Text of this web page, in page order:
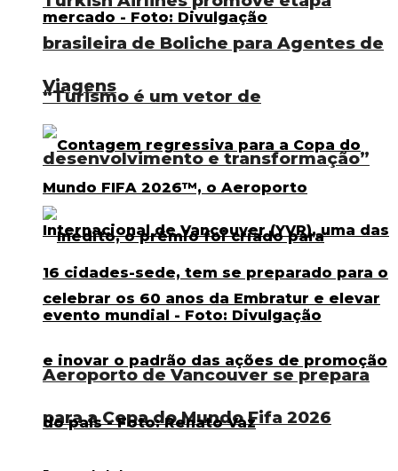
brasileira de Boliche para Agentes de
Viagens
Aeroporto de Vancouver se prepara
para a Copa do Mundo Fifa 2026
“Turismo é um vetor de
desenvolvimento e transformação”